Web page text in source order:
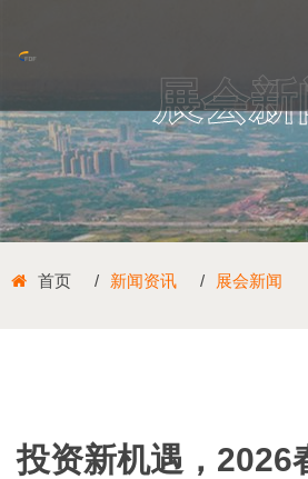
展会新
首页 新闻资讯 展会新闻
投资新机遇，2026